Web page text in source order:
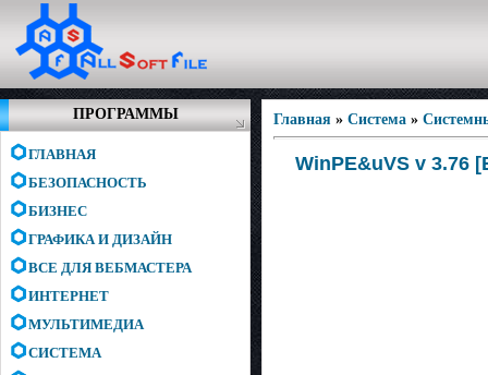
ПРОГРАММЫ
ГЛАВНАЯ
БЕЗОПАСНОСТЬ
БИЗНЕС
ГРАФИКА И ДИЗАЙН
ВСЕ ДЛЯ ВЕБМАСТЕРА
ИНТЕРНЕТ
МУЛЬТИМЕДИА
СИСТЕМА
Главная » Система »
WinPE&uVS v 3.76